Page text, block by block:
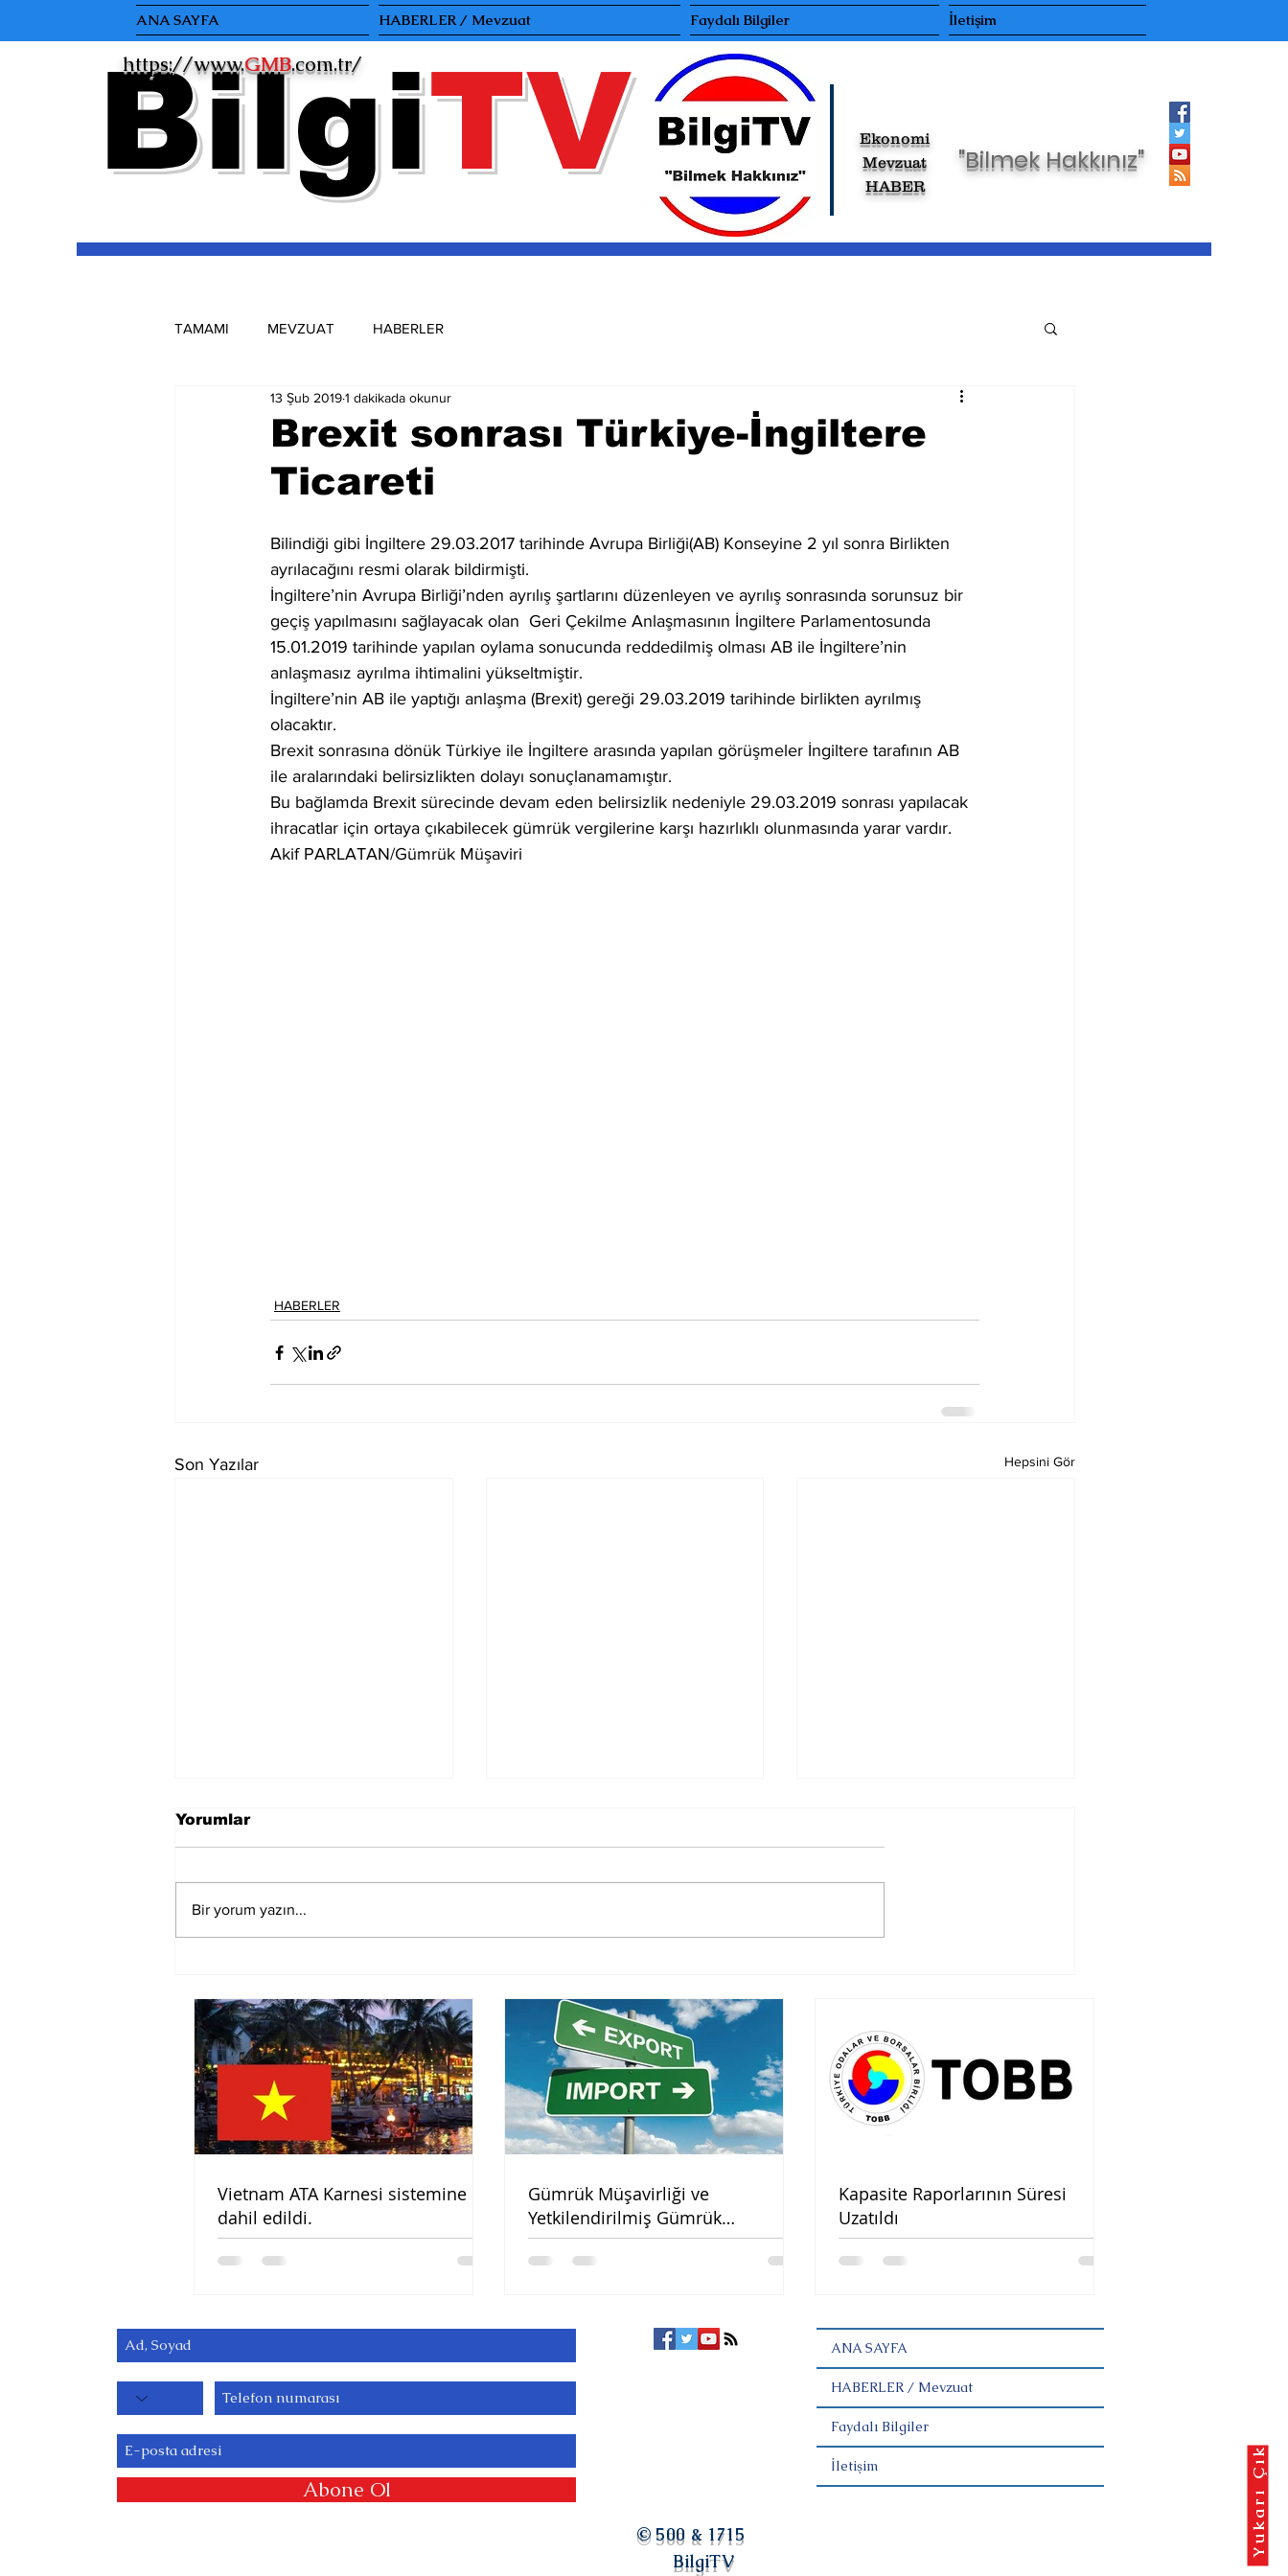
ANA SAYFA HABERLER / Mevzuat Faydalı Bilgiler İletişim
BilgiTV
https://www.GMB.com.tr/
Ekonomi
Mevzuat
HABER
"Bilmek Hakkınız"
TAMAMI MEVZUAT HABERLER
Brexit sonrası Türkiye-İngiltere
Ticareti
13 Şub 20191 dakikada okunur
Bilindiği gibi İngiltere 29.03.2017 tarihinde Avrupa Birliği(AB) Konseyine 2 yıl sonra Birlikten
ayrılacağını resmi olarak bildirmişti.
İngiltere’nin Avrupa Birliği’nden ayrılış şartlarını düzenleyen ve ayrılış sonrasında sorunsuz bir
geçiş yapılmasını sağlayacak olan  Geri Çekilme Anlaşmasının İngiltere Parlamentosunda
15.01.2019 tarihinde yapılan oylama sonucunda reddedilmiş olması AB ile İngiltere’nin
anlaşmasız ayrılma ihtimalini yükseltmiştir.
İngiltere’nin AB ile yaptığı anlaşma (Brexit) gereği 29.03.2019 tarihinde birlikten ayrılmış
olacaktır.
Brexit sonrasına dönük Türkiye ile İngiltere arasında yapılan görüşmeler İngiltere tarafının AB
ile aralarındaki belirsizlikten dolayı sonuçlanamamıştır.
Bu bağlamda Brexit sürecinde devam eden belirsizlik nedeniyle 29.03.2019 sonrası yapılacak
ihracatlar için ortaya çıkabilecek gümrük vergilerine karşı hazırlıklı olunmasında yarar vardır.
Akif PARLATAN/Gümrük Müşaviri
HABERLER
Son Yazılar Hepsini Gör
Yorumlar
Bir yorum yazın...
Vietnam ATA Karnesi sistemine
dahil edildi.
Gümrük Müşavirliği ve
Yetkilendirilmiş Gümrük
Müşavirliği Asgari Ücret Tarifesi
(2021)
Kapasite Raporlarının Süresi
Uzatıldı
Yukarı Çık
Abone Ol
© 500 & 1715
BilgiTV
ANA SAYFA
HABERLER / Mevzuat
Faydalı Bilgiler
İletişim